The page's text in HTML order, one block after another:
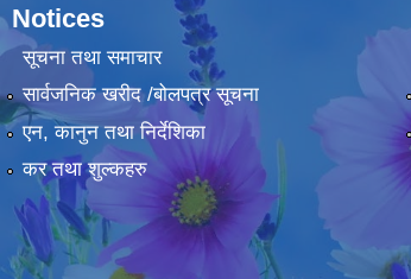
Notices
सूचना तथा समाचार
सार्वजनिक खरीद /बोलपत्र सूचना
एन, कानुन तथा निर्देशिका
कर तथा शुल्कहरु